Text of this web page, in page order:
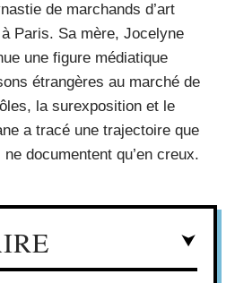
de marchands d’art
Paris. Sa mère, Jocelyne
une figure médiatique
étrangères au marché de
la surexposition et le
a tracé une trajectoire que
documentent qu’en creux.